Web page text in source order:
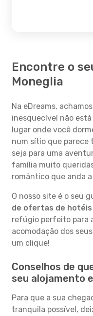
Encontre o
Moneglia
Na eDreams,
inesquecível não
lugar onde você
num sítio que parece
seja para uma
família muito
romântico que anda a
O nosso site é o seu
de ofertas de hotéis
refúgio perfeito para
acomodação dos
um clique!
Conselhos de
seu alojamento
Para que a sua
tranquila possível,